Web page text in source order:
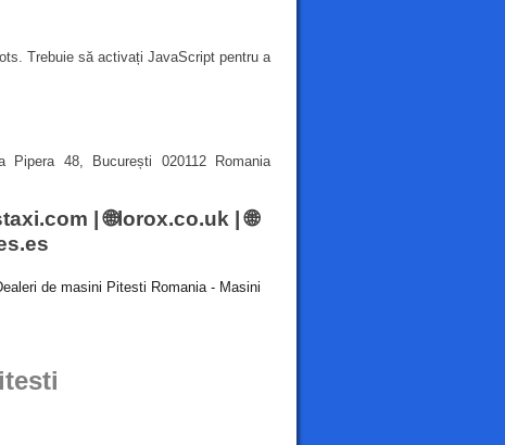
Trebuie să activați JavaScript pentru a
Pipera 48, București 020112 Romania
| 🌐lorox.co.uk | 🌐
de masini Pitesti Romania - Masini